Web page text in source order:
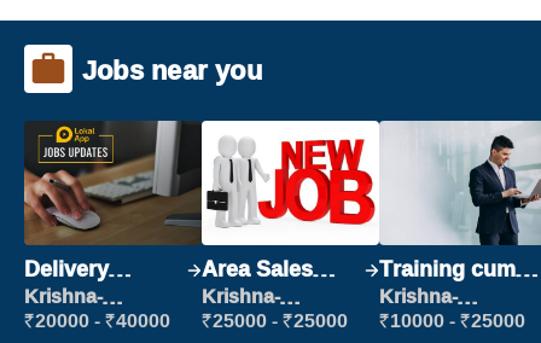
Jobs near you
Delivery
Executive
Krishna-
vijayawada
₹20000 - ₹40000
Area Sales
Manager (Field
Sales)
Krishna-
vijayawada
₹25000 - ₹25000
Training cum
Placement
Krishna-
vijayawada
₹10000 - ₹25000